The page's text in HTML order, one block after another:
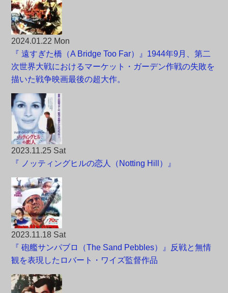
2024.01.22 Mon
『 遠すぎた橋（A Bridge Too Far）』1944年9月、第二
次世界大戦におけるマーケット・ガーデン作戦の失敗を
描いた戦争映画最後の超大作。
2023.11.25 Sat
『 ノッティングヒルの恋人（Notting Hill）』
2023.11.18 Sat
『 砲艦サンパブロ（The Sand Pebbles）』反戦と無情
観を表現したロバート・ワイズ監督作品